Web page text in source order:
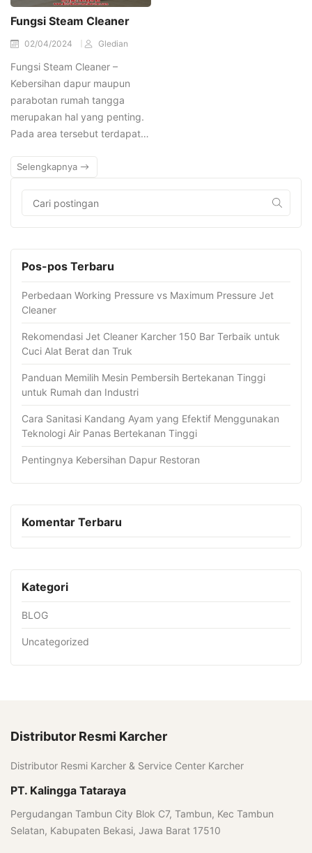
Fungsi Steam Cleaner
02/04/2024 Gledian
Fungsi Steam Cleaner –
Kebersihan dapur maupun
parabotan rumah tangga
merupakan hal yang penting.
Pada area tersebut terdapat…
Selengkapnya
Pos-pos Terbaru
Perbedaan Working Pressure vs Maximum Pressure Jet
Cleaner
Rekomendasi Jet Cleaner Karcher 150 Bar Terbaik untuk
Cuci Alat Berat dan Truk
Panduan Memilih Mesin Pembersih Bertekanan Tinggi
untuk Rumah dan Industri
Cara Sanitasi Kandang Ayam yang Efektif Menggunakan
Teknologi Air Panas Bertekanan Tinggi
Pentingnya Kebersihan Dapur Restoran
Komentar Terbaru
Kategori
BLOG
Uncategorized
Distributor Resmi Karcher
Distributor Resmi Karcher & Service Center Karcher
PT. Kalingga Tataraya
Pergudangan Tambun City Blok C7, Tambun, Kec Tambun
Selatan, Kabupaten Bekasi, Jawa Barat 17510